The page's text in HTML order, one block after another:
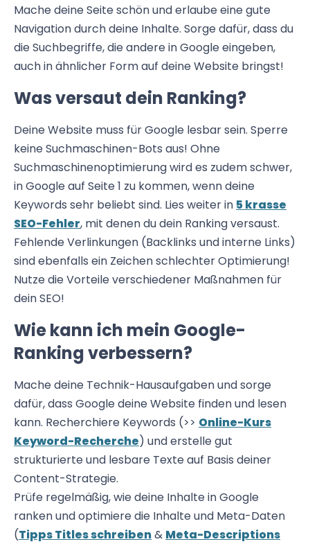
Mache deine Seite schön und erlaube eine gute
Navigation durch deine Inhalte. Sorge dafür, dass du
die Suchbegriffe, die andere in Google eingeben,
auch in ähnlicher Form auf deine Website bringst!
Was versaut dein Ranking?
Deine Website muss für Google lesbar sein. Sperre
keine Suchmaschinen-Bots aus! Ohne
Suchmaschinenoptimierung wird es zudem schwer,
in Google auf Seite 1 zu kommen, wenn deine
Keywords sehr beliebt sind. Lies weiter in 5 krasse
SEO-Fehler, mit denen du dein Ranking versaust.
Fehlende Verlinkungen (Backlinks und interne Links)
sind ebenfalls ein Zeichen schlechter Optimierung!
Nutze die Vorteile verschiedener Maßnahmen für
dein SEO!
Wie kann ich mein Google-
Ranking verbessern?
Mache deine Technik-Hausaufgaben und sorge
dafür, dass Google deine Website finden und lesen
kann. Recherchiere Keywords (>> Online-Kurs
Keyword-Recherche) und erstelle gut
strukturierte und lesbare Texte auf Basis deiner
Content-Strategie.
Prüfe regelmäßig, wie deine Inhalte in Google
ranken und optimiere die Inhalte und Meta-Daten
(Tipps Titles schreiben& Meta-Descriptions